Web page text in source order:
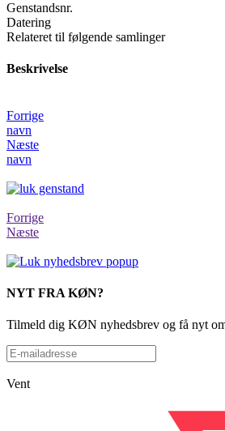
Genstandsnr.
Datering
Relateret til følgende samlinger
Beskrivelse
Forrige
navn
Næste
navn
Forrige
Næste
NYT FRA KØN?
Tilmeld dig KØN nyhedsbrev og få nyt
Vent